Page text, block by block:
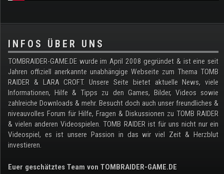
.
INFOS ÜBER UNS
TOMBRAIDER-GAME.DE wurde im April 2008 gegründet & ist eine seit
Jahren offiziell anerkannte unabhängige Webseite zum Thema TOMB
RAIDER & LARA CROFT. Unsere Seite bietet aktuelle News, viele
Informationen, Hilfe & Tipps zu den Games, Bilder, Videos sowie
zahlreiche Downloads & mehr. Besucht doch auch unser freundliches &
niveauvolles Forum für Hilfe, Fragen & Diskussionen zu TOMB RAIDER
& vielen anderen Videospielen. TOMB RAIDER ist für uns nicht nur ein
Videospiel, es ist unsere Passion in das wir viel Zeit & Herzblut
investieren.
Euer geschätztes Team von TOMBRAIDER-GAME.DE